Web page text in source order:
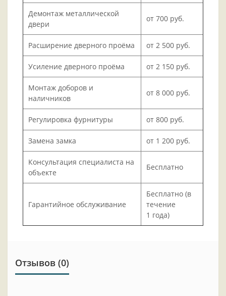
Демонтаж металлической
двери
от 700 руб.
Расширение дверного проёма от 2 500 руб.
Усиление дверного проёма от 2 150 руб.
Монтаж доборов и
наличников
от 8 000 руб.
Регулировка фурнитуры от 800 руб.
Замена замка от 1 200 руб.
Консультация специалиста на
объекте
Бесплатно
Гарантийное обслуживание
Бесплатно (в
течение
1 года)
Отзывов (0)